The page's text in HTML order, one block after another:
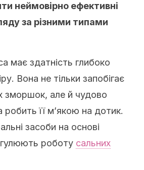
неймовірно ефективні
за різними типами
має здатність глибоко
Вона не тільки запобігає
зморшок, але й чудово
робить її м’якою на дотик.
засоби на основі
роботу сальних